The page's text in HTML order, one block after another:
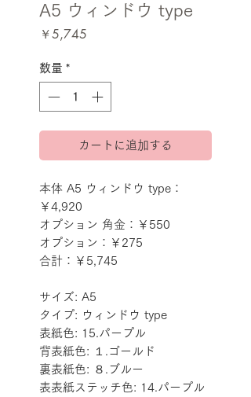
A5 ウィンドウ type
￥5,745
数量 *
カートに追加する
本体 A5 ウィンドウ type：
￥4,920
オプション 角金：￥550
オプション：￥275
合計：￥5,745
サイズ: A5
タイプ: ウィンドウ type
表紙色: 15.パープル
背表紙色: １.ゴールド
裏表紙色: ８.ブルー
表表紙ステッチ色: 14.パープル